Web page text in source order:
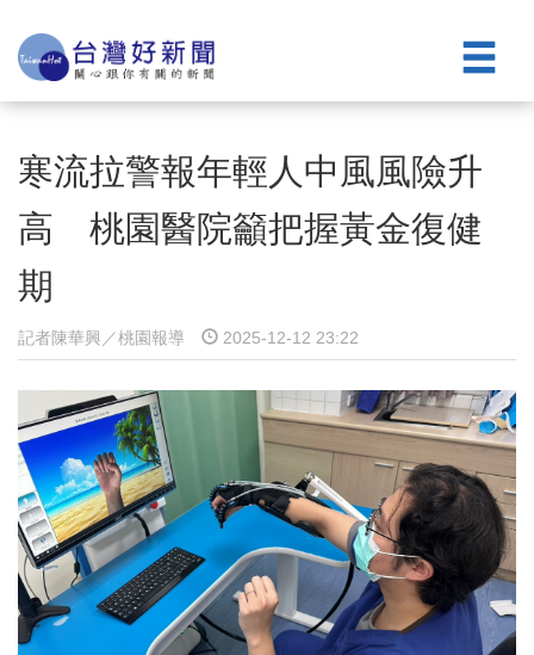
寒流拉警報年輕人中風風險升
高 桃園醫院籲把握黃金復健
期
記者陳華興／桃園報導 2025-12-12 23:22